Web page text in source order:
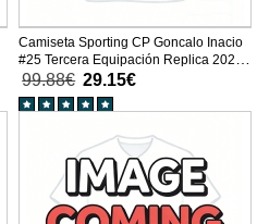
Camiseta Sporting CP Goncalo Inacio
#25 Tercera Equipación Replica 2025-
26 mangas cortas
99.88€ 29.15€